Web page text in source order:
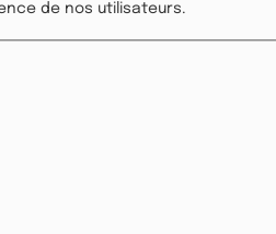
de nos utilisateurs.
R S T U V W X
radio